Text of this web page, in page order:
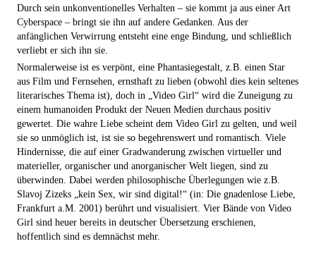
Durch sein unkonventionelles Verhalten – sie kommt ja aus einer Art
Cyberspace – bringt sie ihn auf andere Gedanken. Aus der
anfänglichen Verwirrung entsteht eine enge Bindung, und schließlich
verliebt er sich ihn sie.
Normalerweise ist es verpönt, eine Phantasiegestalt, z.B. einen Star
aus Film und Fernsehen, ernsthaft zu lieben (obwohl dies kein seltenes
literarisches Thema ist), doch in „Video Girl“ wird die Zuneigung zu
einem humanoiden Produkt der Neuen Medien durchaus positiv
gewertet. Die wahre Liebe scheint dem Video Girl zu gelten, und weil
sie so unmöglich ist, ist sie so begehrenswert und romantisch. Viele
Hindernisse, die auf einer Gradwanderung zwischen virtueller und
materieller, organischer und anorganischer Welt liegen, sind zu
überwinden. Dabei werden philosophische Überlegungen wie z.B.
Slavoj Zizeks „kein Sex, wir sind digital!“ (in: Die gnadenlose Liebe,
Frankfurt a.M. 2001) berührt und visualisiert. Vier Bände von Video
Girl sind heuer bereits in deutscher Übersetzung erschienen,
hoffentlich sind es demnächst mehr.